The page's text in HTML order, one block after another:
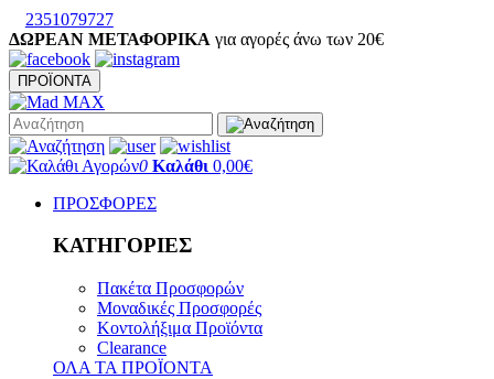
2351079727
ΔΩΡΕΑΝ ΜΕΤΑΦΟΡΙΚΑ για αγορές άνω των 20€
ΠΡΟΪΟΝΤΑ
0 Καλάθι 0,00€
ΠΡΟΣΦΟΡΕΣ
ΚΑΤΗΓΟΡΙΕΣ
Πακέτα Προσφορών
Μοναδικές Προσφορές
Κοντολήξιμα Προϊόντα
Clearance
ΟΛΑ ΤΑ ΠΡΟΪΟΝΤΑ